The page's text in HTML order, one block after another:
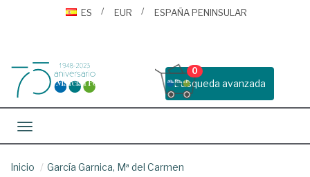
ES
EUR ESPAÑA PENINSULAR
Busqueda avanzada
0
Toggle navigation
Inicio García Garnica, Mª del Carmen